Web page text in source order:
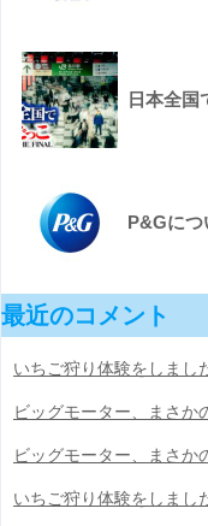
日本全
P&Gにつ
最近のコメント
いちご狩り体験をしまし
ビッグモーター、まさか
ビッグモーター、まさか
いちご狩り体験をしまし